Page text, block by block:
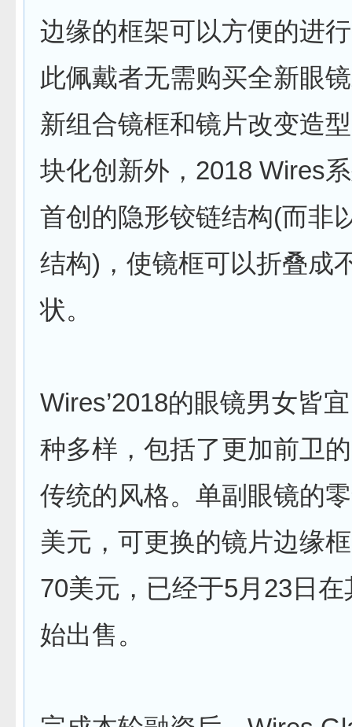
边缘的框架可以方便的进
此佩戴者无需购买全新眼
新组合镜框和镜片改变造
块化创新外，2018 Wires
首创的隐形铰链结构(而非
结构)，使镜框可以折叠成
状。
Wires’2018的眼镜男女皆
种多样，包括了更加前卫
传统的风格。单副眼镜的
美元，可更换的镜片边缘
70美元，已经于5月23日
始出售。